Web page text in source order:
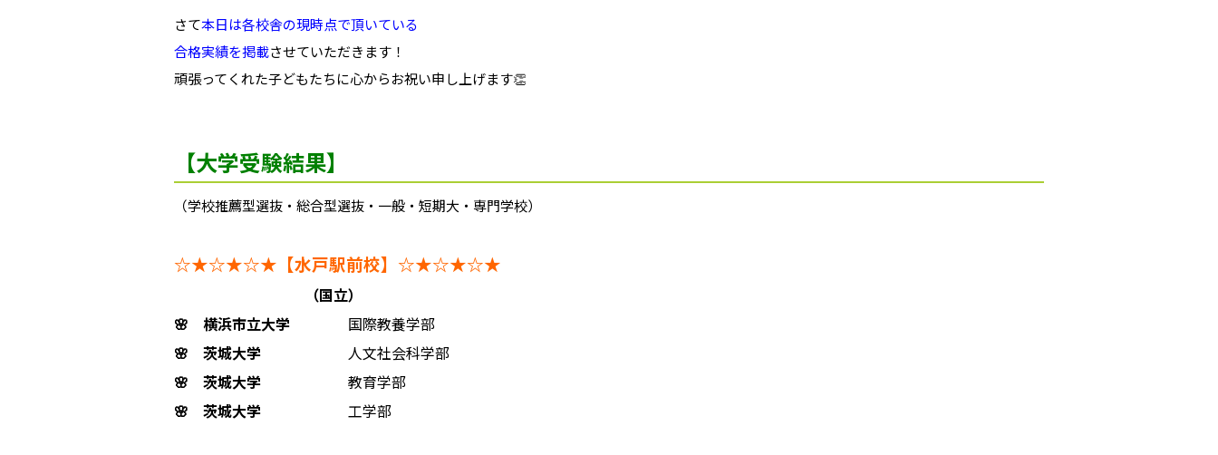
さて本日は各校舎の現時点で頂いている
合格実績を掲載させていただきます！
頑張ってくれた子どもたちに心からお祝い申し上げます👏
【大学受験結果】
（学校推薦型選抜・総合型選抜・一般・短期大・専門学校）
☆★☆★☆★【水戸駅前校】☆★☆★☆★
（国立）
🌸
横浜市立大学 国際教養学部
🌸
茨城大学 人文社会科学部
🌸
茨城大学 教育学部
🌸
茨城大学 工学部